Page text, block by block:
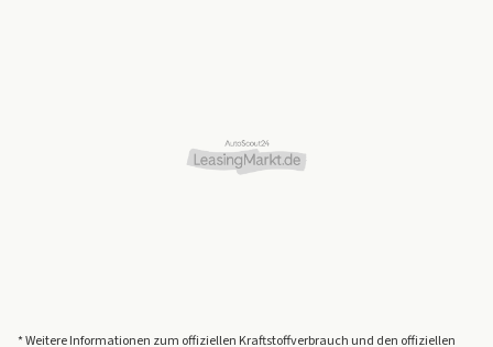
* Weitere Informationen zum offiziellen Kraftstoffverbrauch und den offiziellen